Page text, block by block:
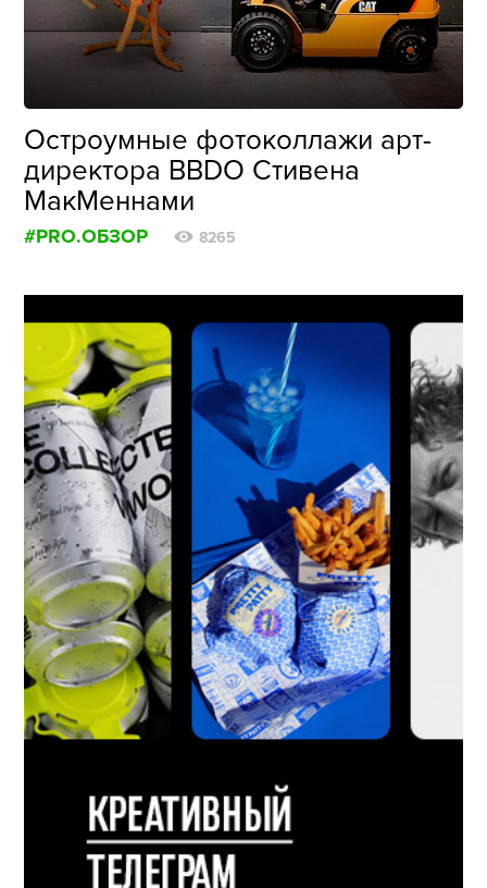
Остроумные фотоколлажи арт-
директора BBDO Стивена
МакМеннами
#PRO.ОБЗОР 8265